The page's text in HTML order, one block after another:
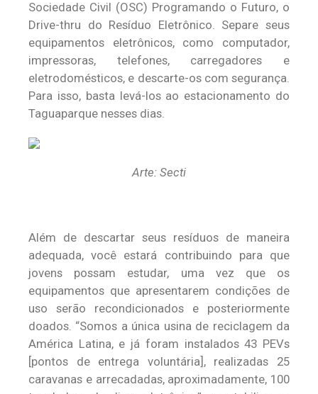
Sociedade Civil (OSC) Programando o Futuro, o
Drive-thru do Resíduo Eletrônico. Separe seus
equipamentos eletrônicos, como computador,
impressoras, telefones, carregadores e
eletrodomésticos, e descarte-os com segurança.
Para isso, basta levá-los ao estacionamento do
Taguaparque nesses dias.
Arte: Secti
Além de descartar seus resíduos de maneira
adequada, você estará contribuindo para que
jovens possam estudar, uma vez que os
equipamentos que apresentarem condições de
uso serão recondicionados e posteriormente
doados. “Somos a única usina de reciclagem da
América Latina, e já foram instalados 43 PEVs
[pontos de entrega voluntária], realizadas 25
caravanas e arrecadadas, aproximadamente, 100